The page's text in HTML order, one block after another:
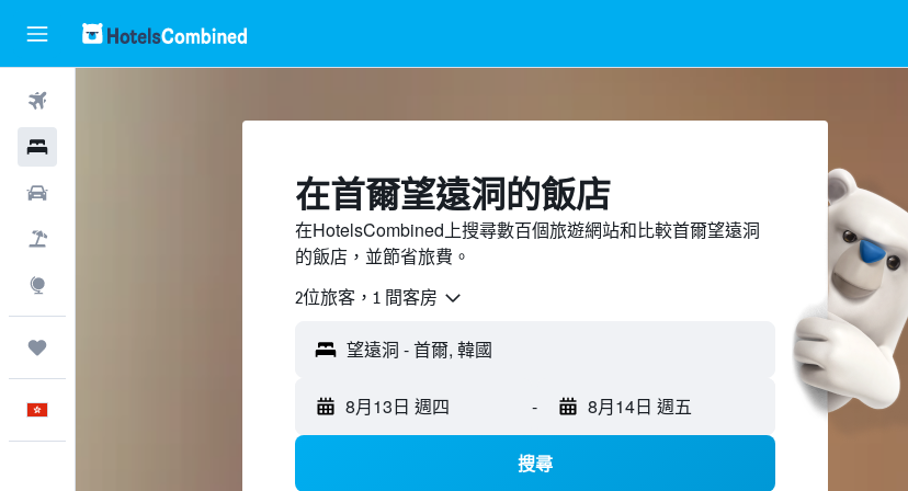
​在首爾望遠洞​的飯店
在HotelsCombined上搜尋數百個旅遊網站和比較首爾望遠洞
的飯店，並節省旅費。
2位旅客，1 間客房
8月13日 週四 - 8月14日 週五
搜尋